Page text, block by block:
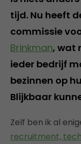
tijd. Nu heeft
commissie
Brinkman, wat
ieder bedrijf
bezinnen op
Blijkbaar
Zelf ben ik al
recruitment,